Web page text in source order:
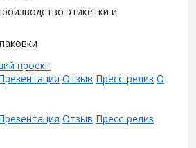
этикетки и
Отзыв Пресс-релиз О
Отзыв Пресс-релиз